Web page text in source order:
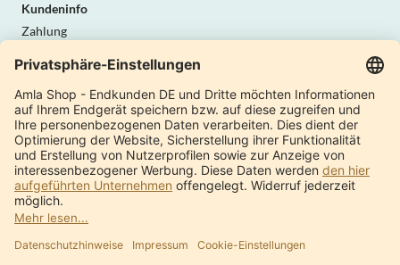
Kundeninfo
Zahlung
AGB
Widerrufsrecht
Datenschutz
Vertrag widerrufen
Amla Natur
Produktkatalog
Über uns
Qualität & Sicherheit
Internationale Shops